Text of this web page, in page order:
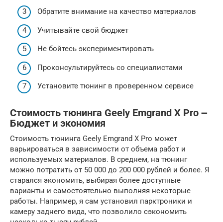
Обратите внимание на качество материалов
Учитывайте свой бюджет
Не бойтесь экспериментировать
Проконсультируйтесь со специалистами
Установите тюнинг в проверенном сервисе
Стоимость тюнинга Geely Emgrand X Pro ౼
Бюджет и экономия
Стоимость тюнинга Geely Emgrand X Pro может
варьироваться в зависимости от объема работ и
используемых материалов. В среднем, на тюнинг
можно потратить от 50 000 до 200 000 рублей и более. Я
старался экономить, выбирая более доступные
варианты и самостоятельно выполняя некоторые
работы. Например, я сам установил парктроники и
камеру заднего вида, что позволило сэкономить